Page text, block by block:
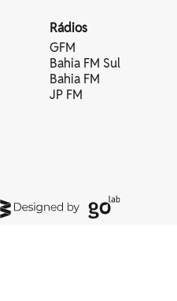
Rádios
GFM
Bahia FM Sul
Bahia FM
JP FM